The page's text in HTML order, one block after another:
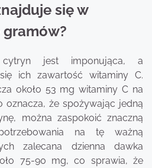
się w
jest imponująca, a
ich zawartość witaminy C.
około 53 mg witaminy C na
oznacza, że spożywając jedną
można zaspokoić znaczną
na tę ważną
zalecana dzienna dawka
75-90 mg, co sprawia, że